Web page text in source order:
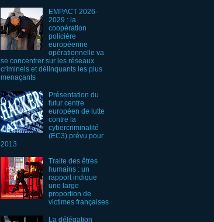
EMPACT 2026-
2029 : la
coopération
policière
européenne
opérationnelle va
se concentrer sur les réseaux
criminels et délinquants les plus
menaçants
Présentation du
futur centre
européen de lutte
contre la
cybercriminalité
(EC3) prévu pour
2013
Traite des êtres
humains : un
rapport indique
une large
proportion de
victimes françaises
La délégation